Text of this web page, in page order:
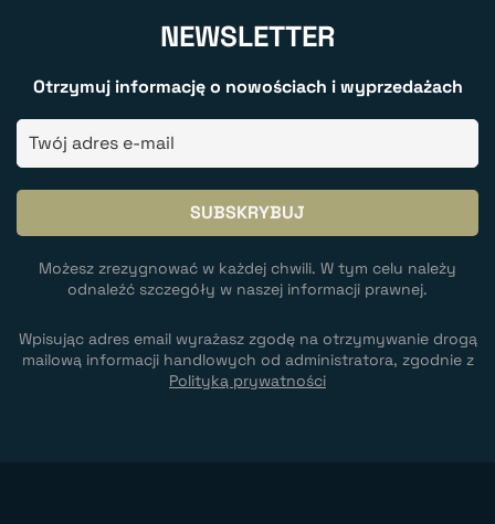
NEWSLETTER
Otrzymuj informację o nowościach i wyprzedażach
Możesz zrezygnować w każdej chwili. W tym celu należy
odnaleźć szczegóły w naszej informacji prawnej.
Wpisując adres email wyrażasz zgodę na otrzymywanie drogą
mailową informacji handlowych od administratora, zgodnie z
Polityką prywatności